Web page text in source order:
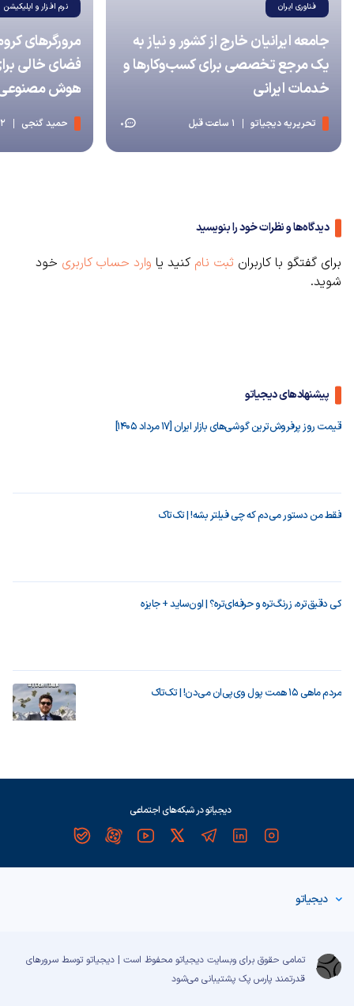
فناوری ایران
جامعه ایرانیان خارج از کشور و نیاز به
یک مرجع تخصصی برای کسب‌وکارها و
خدمات ایرانی
تحریریه دیجیاتو 1 ساعت قبل 0
نرم افزار و اپلیکیشن
فضای خالی
هوش مصنوعی
حمید گنجی 2 ساعت قبل
دیدگاه‌ها و نظرات خود را بنویسید
برای گفتگو با کاربران ثبت نام کنید یا وارد حساب کاربری خود
شوید.
پیشنهادهای دیجیاتو
قیمت روز پرفروش‌ترین گوشی‌های بازار ایران [17 مرداد 1405]
فقط من دستور می‌دم که چی فیلتر بشه! | تک‌تاک
کی دقیق‌تره، زرنگ‌تره و حرفه‌ای‌تره؟ | اون‌ساید + جایزه
مردم ماهی ۱۵ همت پول وی‌پی‌ان می‌دن! | تک‌تاک
دیجیاتو در شبکه‌های اجتماعی
دیجیاتو
تمامی حقوق برای وبسایت دیجیاتو محفوظ است | دیجیاتو توسط سرورهای
قدرتمند پارس پک پشتیبانی می‌شود